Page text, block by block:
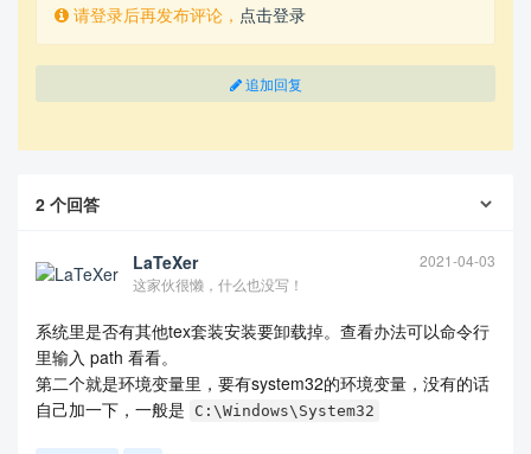
请登录后再发布评论， 点击登录
追加回复
2 个回答
LaTeXer
2021-04-03
这家伙很懒，什么也没写！
系统里是否有其他tex套装安装要卸载掉。查看办法可以命令行
里输入 path 看看。
第二个就是环境变量里，要有system32的环境变量，没有的话
自己加一下，一般是
C:\Windows\System32